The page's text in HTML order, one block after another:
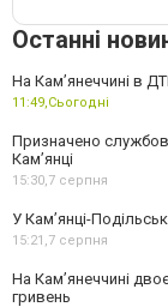
Останні
На Кам’янеччині в
11:49,Сьогодні
Призначено
Кам’янці
15:30,7 серпня
У Кам’янці-
15:21,7 серпня
На Камʼянеччині
гривень